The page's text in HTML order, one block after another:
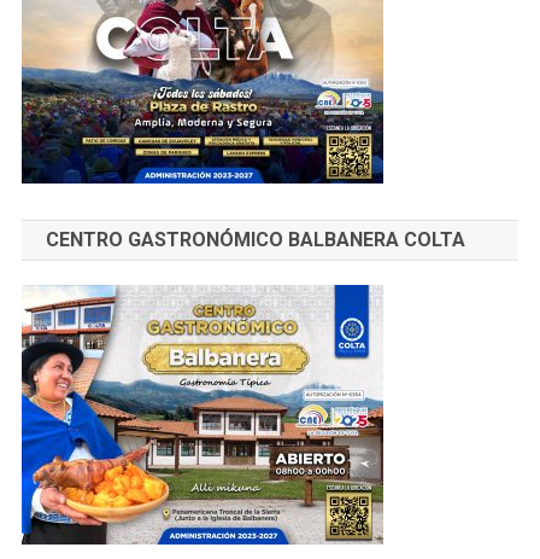
CENTRO GASTRONÓMICO BALBANERA COLTA